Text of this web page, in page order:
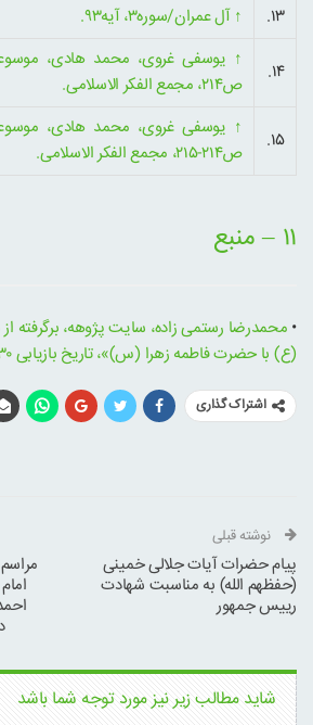
۱۳.
↑آل عمران/سوره۳، آیه۹۳.
۱۴.
↑
ص۲۱۴، مجمع الفکر الاسلامی.
۱۵.
↑
ص۲۱۴-۲۱۵، مجمع الفکر الاسلامی.
۱۱ – منبع
• محمدرضا رستمی زاده، سایت پژوهه، برگرفته
(ع) با حضرت فاطمه زهرا (س)»، تاریخ بازیابی ۱۴۰۱/۰۱/۳۰.
اشتراک گذاری
نوشته قبلی
پیام حضرات آیات جلالی خمینی
(حفظهم الله) به مناسبت شهادت
رییس جمهور
شاید مطالب زیر نیز مورد توجه شما باشد